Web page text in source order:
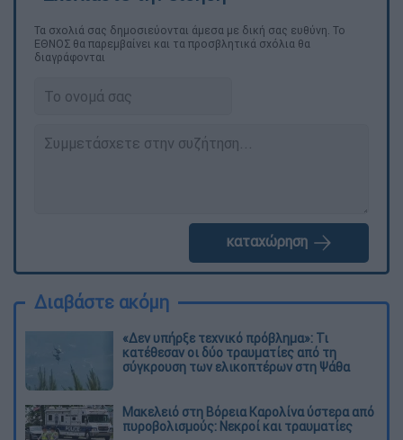
Τα σχολιά σας δημοσιεύονται άμεσα με δική σας ευθύνη. Το
ΕΘΝΟΣ θα παρεμβαίνει και τα προσβλητικά σχόλια θα
διαγράφονται
καταχώρηση
Διαβάστε ακόμη
«Δεν υπήρξε τεχνικό πρόβλημα»: Τι
κατέθεσαν οι δύο τραυματίες από τη
σύγκρουση των ελικοπτέρων στη Ψάθα
Μακελειό στη Βόρεια Καρολίνα ύστερα από
πυροβολισμούς: Νεκροί και τραυματίες